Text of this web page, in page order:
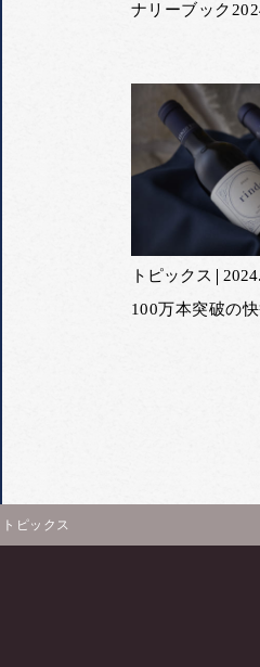
ナリーブック
トピックス
100万本突破の快
トピックス